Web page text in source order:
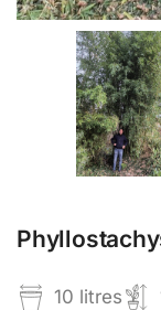
10 litres